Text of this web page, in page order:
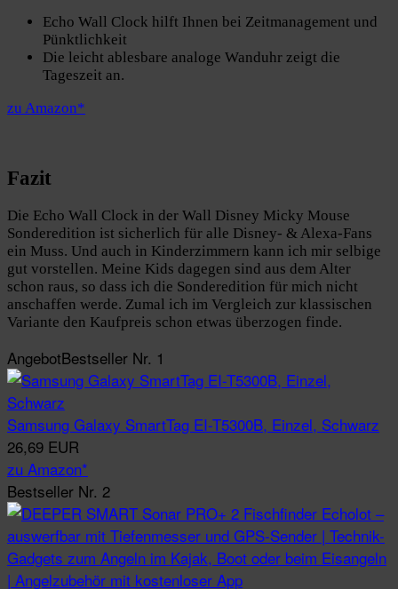
Echo Wall Clock hilft Ihnen bei Zeitmanagement und
Pünktlichkeit
Die leicht ablesbare analoge Wanduhr zeigt die
Tageszeit an.
zu Amazon*
Fazit
Die Echo Wall Clock in der Wall Disney Micky Mouse
Sonderedition ist sicherlich für alle Disney- & Alexa-Fans
ein Muss. Und auch in Kinderzimmern kann ich mir selbige
gut vorstellen. Meine Kids dagegen sind aus dem Alter
schon raus, so dass ich die Sonderedition für mich nicht
anschaffen werde. Zumal ich im Vergleich zur klassischen
Variante den Kaufpreis schon etwas überzogen finde.
AngebotBestseller Nr. 1
Samsung Galaxy SmartTag EI-T5300B, Einzel, Schwarz
26,69 EUR
zu Amazon*
Bestseller Nr. 2